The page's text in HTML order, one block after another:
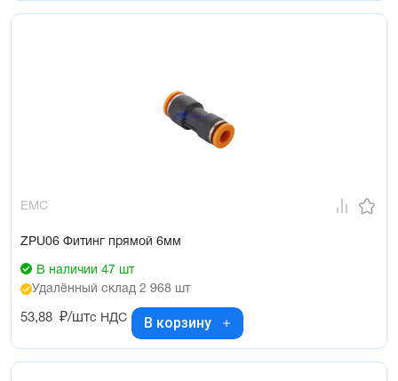
EMC
ZPU06 Фитинг прямой 6мм
В наличии 47 шт
Удалённый склад 2 968 шт
53,88 ₽/штс НДС В корзину